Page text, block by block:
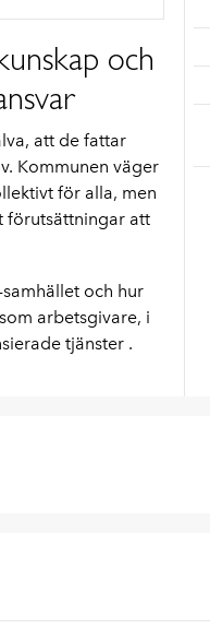
och
att de fattar
Kommunen väger
för alla, men
förutsättningar att
och hur
arbetsgivare, i
tjänster .